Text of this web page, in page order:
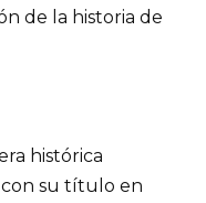
de la historia de
histórica
con su título en